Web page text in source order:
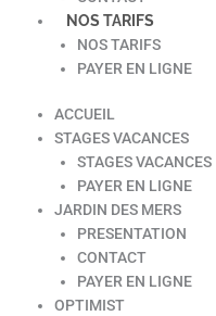
NOS TARIFS
NOS TARIFS
PAYER EN LIGNE
ACCUEIL
STAGES VACANCES
STAGES VACANCES
PAYER EN LIGNE
JARDIN DES MERS
PRESENTATION
CONTACT
PAYER EN LIGNE
OPTIMIST